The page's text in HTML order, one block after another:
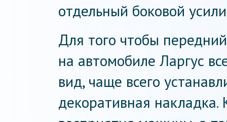
отдельный боковой
Для того чтобы
на автомобиле Ларгус
вид, чаще всего
декоративная